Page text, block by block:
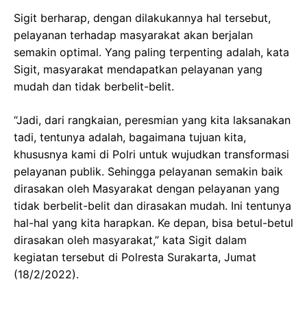
Sigit berharap, dengan dilakukannya hal tersebut,
pelayanan terhadap masyarakat akan berjalan
semakin optimal. Yang paling terpenting adalah, kata
Sigit, masyarakat mendapatkan pelayanan yang
mudah dan tidak berbelit-belit.
“Jadi, dari rangkaian, peresmian yang kita laksanakan
tadi, tentunya adalah, bagaimana tujuan kita,
khususnya kami di Polri untuk wujudkan transformasi
pelayanan publik. Sehingga pelayanan semakin baik
dirasakan oleh Masyarakat dengan pelayanan yang
tidak berbelit-belit dan dirasakan mudah. Ini tentunya
hal-hal yang kita harapkan. Ke depan, bisa betul-betul
dirasakan oleh masyarakat,” kata Sigit dalam
kegiatan tersebut di Polresta Surakarta, Jumat
(18/2/2022).